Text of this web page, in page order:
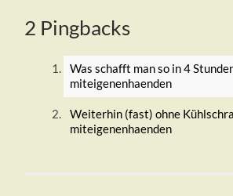
2 Pingbacks
Was schafft man so in 4
miteigenenhaenden
Weiterhin (fast) ohne
miteigenenhaenden